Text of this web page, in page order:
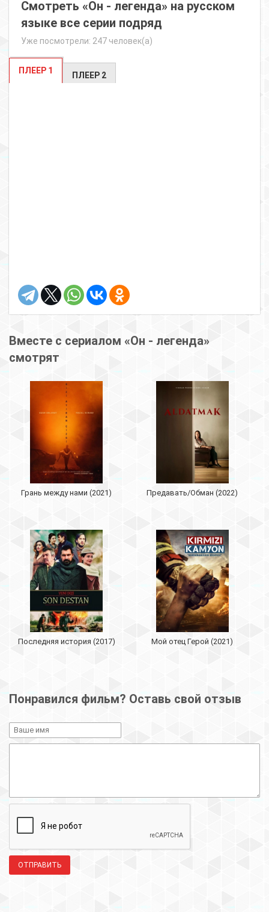
Смотреть «Он - легенда» на русском
языке все серии подряд
Уже посмотрели: 247 человек(а)
ПЛЕЕР 1 ПЛЕЕР 2
Вместе с сериалом «Он - легенда»
смотрят
Грань между нами (2021) Предавать/Обман (2022)
Последняя история (2017) Мой отец Герой (2021)
Понравился фильм? Оставь свой отзыв
ОТПРАВИТЬ